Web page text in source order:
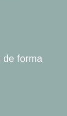
de forma